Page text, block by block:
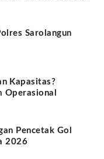
Sarolangun
Kapasitas?
Operasional
Pencetak Gol
2026